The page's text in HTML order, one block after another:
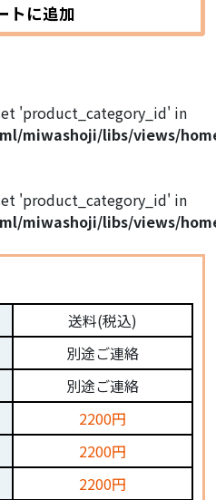
トに追加
'product_category_id' in
miwashoji/libs/views/
'product_category_id' in
miwashoji/libs/views/
送料(税込)
別途ご連絡
別途ご連絡
2200円
2200円
2200円